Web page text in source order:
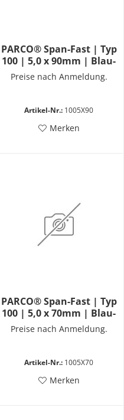
PARCO® Span-Fast | Typ
100 | 5,0 x 90mm | Blau-
Verzinkt | Vollgewinde |
Preise nach Anmeldung.
Artikel-Nr.: 1005X90
Merken
PARCO® Span-Fast | Typ
100 | 5,0 x 70mm | Blau-
Verzinkt | Vollgewinde |
Preise nach Anmeldung.
Artikel-Nr.: 1005X70
Merken